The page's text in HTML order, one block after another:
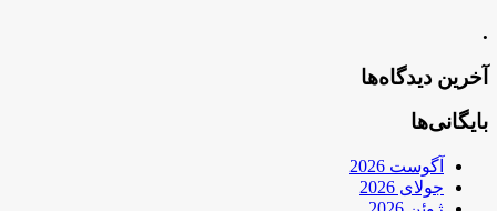
.
آخرین دیدگاه‌ها
بایگانی‌ها
آگوست 2026
جولای 2026